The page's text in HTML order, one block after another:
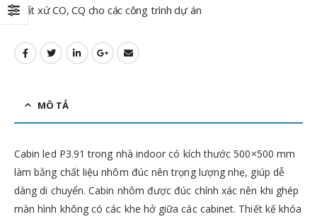
xuất xứ CO, CQ cho các công trình dự án
MÔ TẢ
Cabin led P3.91 trong nhà indoor có kích thước 500×500 mm
làm bằng chất liệu nhôm đúc nên trọng lượng nhẹ, giúp dễ
dàng di chuyển. Cabin nhôm được đúc chính xác nên khi ghép
màn hình không có các khe hở giữa các cabinet. Thiết kế khóa